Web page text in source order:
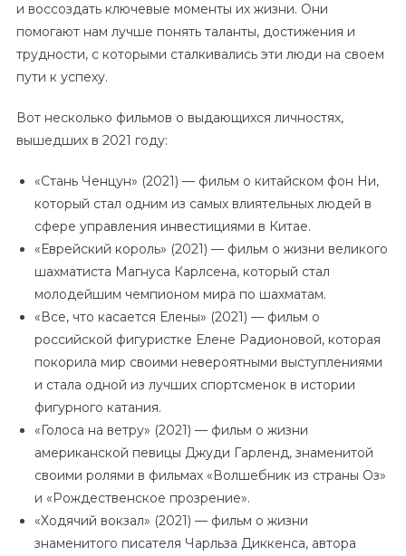
и воссоздать ключевые моменты их жизни. Они
помогают нам лучше понять таланты, достижения и
трудности, с которыми сталкивались эти люди на своем
пути к успеху.
Вот несколько фильмов о выдающихся личностях,
вышедших в 2021 году:
«Стань Ченцун» (2021) — фильм о китайском фон Ни,
который стал одним из самых влиятельных людей в
сфере управления инвестициями в Китае.
«Еврейский король» (2021) — фильм о жизни великого
шахматиста Магнуса Карлсена, который стал
молодейшим чемпионом мира по шахматам.
«Все, что касается Елены» (2021) — фильм о
российской фигуристке Елене Радионовой, которая
покорила мир своими невероятными выступлениями
и стала одной из лучших спортсменок в истории
фигурного катания.
«Голоса на ветру» (2021) — фильм о жизни
американской певицы Джуди Гарленд, знаменитой
своими ролями в фильмах «Волшебник из страны Оз»
и «Рождественское прозрение».
«Ходячий вокзал» (2021) — фильм о жизни
знаменитого писателя Чарльза Диккенса, автора